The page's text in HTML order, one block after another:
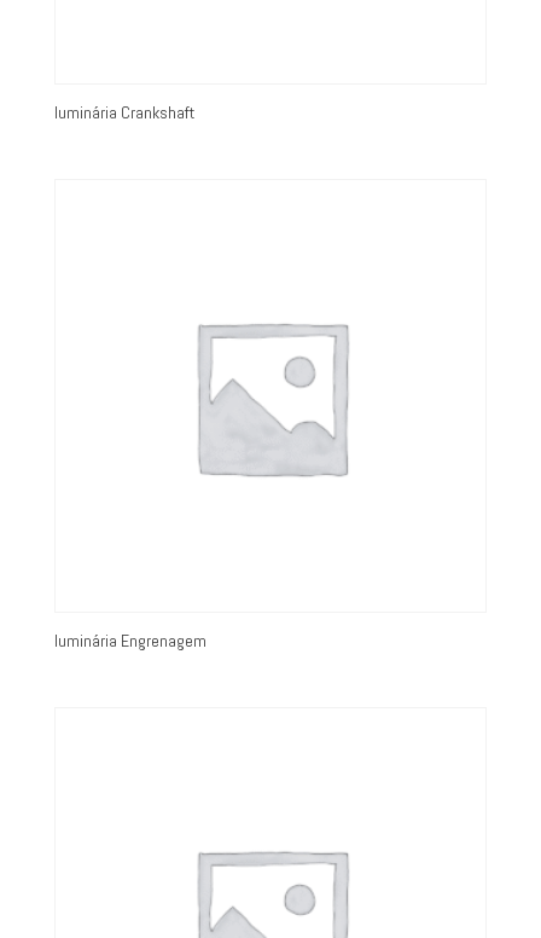
luminária Crankshaft
luminária Engrenagem